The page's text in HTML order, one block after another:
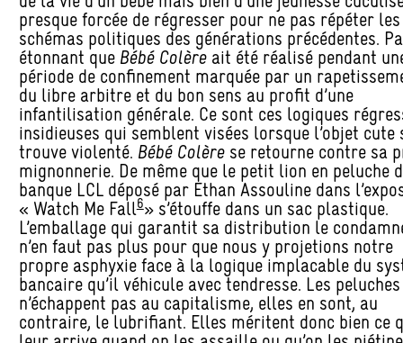
presque forcée de régresser pour ne pas répéter les
schémas politiques des générations précédentes.
étonnant que Bébé Colèreait été réalisé pendant
période de confinement marquée par un
du libre arbitre et du bon sens au profit d’une
infantilisation générale. Ce sont ces logiques
insidieuses qui semblent visées lorsque l’objet cute
trouve violenté. Bébé Colèrese retourne contre sa
mignonnerie. De même que le petit lion en peluche
banque LCL déposé par Ethan Assouline dans
« Watch Me Fall6» s’étouffe dans un sac plastique.
L’emballage qui garantit sa distribution le
n’en faut pas plus pour que nous y projetions notre
propre asphyxie face à la logique implacable du
bancaire qu’il véhicule avec tendresse. Les peluches
n’échappent pas au capitalisme, elles en sont, au
contraire, le lubrifiant. Elles méritent donc bien ce